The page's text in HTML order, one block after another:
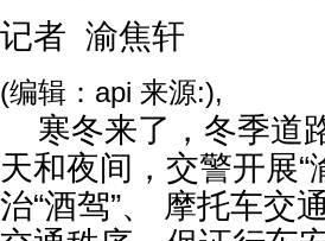
记者 渝焦轩
(编辑：api 来源:),
寒冬来了，冬季道
天和夜间，交警开展
治“酒驾”、 摩托车交